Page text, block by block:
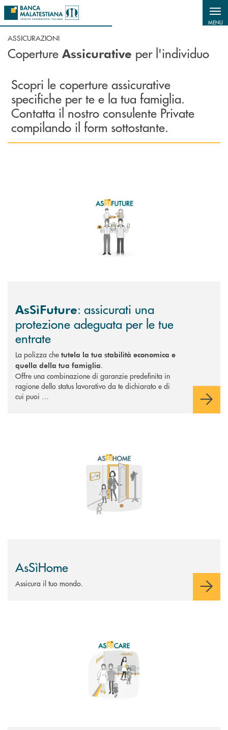
Salta al contenuto principale
MENU
ASSICURAZIONI
Coperture Assicurative per l'individuo
Scopri le coperture assicurative
specifiche per te e la tua famiglia.
Contatta il nostro consulente Private
compilando il form sottostante.
AsSìFuture: assicurati una
protezione adeguata per le tue
entrate
La polizza che tutela la tua stabilità economica e
quella della tua famiglia.
Offre una combinazione di garanzie predefinita in
ragione dello status lavorativo da te dichiarato e di
cui puoi …
AsSìHome
Assicura il tuo mondo.